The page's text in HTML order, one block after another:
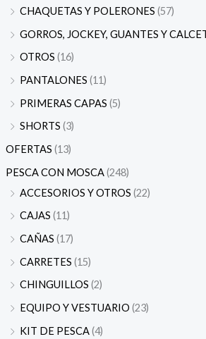
CHAQUETAS Y POLERONES (57)
GORROS, JOCKEY, GUANTES Y
OTROS (16)
PANTALONES (11)
PRIMERAS CAPAS (5)
SHORTS (3)
OFERTAS (13)
PESCA CON MOSCA(248)
ACCESORIOS Y OTROS (22)
CAJAS (11)
CAÑAS (17)
CARRETES (15)
CHINGUILLOS (2)
EQUIPO Y VESTUARIO (23)
KIT DE PESCA(4)